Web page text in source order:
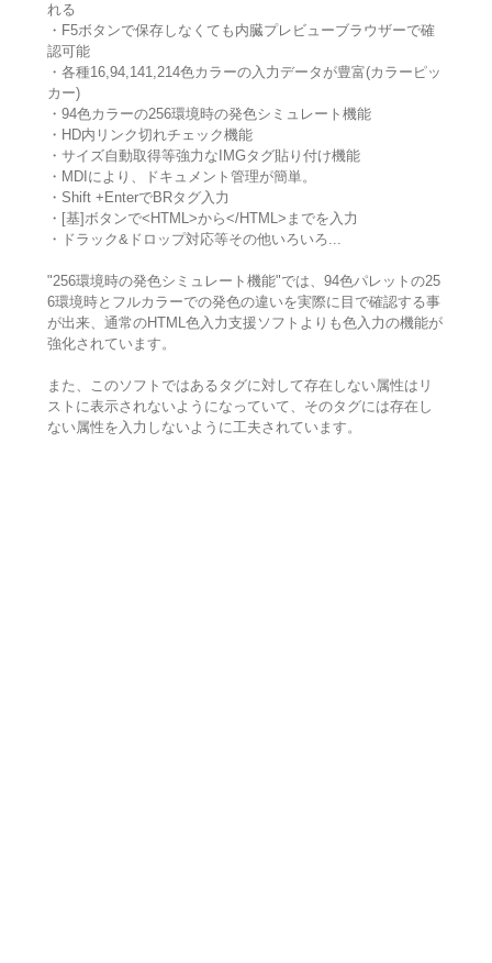
れる
・F5ボタンで保存しなくても内臓プレビューブラウザーで確
認可能
・各種16,94,141,214色カラーの入力データが豊富(カラーピッ
カー)
・94色カラーの256環境時の発色シミュレート機能
・HD内リンク切れチェック機能
・サイズ自動取得等強力なIMGタグ貼り付け機能
・MDIにより、ドキュメント管理が簡単。
・Shift +EnterでBRタグ入力
・[基]ボタンで<HTML>から</HTML>までを入力
・ドラック&ドロップ対応等その他いろいろ...
"256環境時の発色シミュレート機能"では、94色パレットの25
6環境時とフルカラーでの発色の違いを実際に目で確認する事
が出来、通常のHTML色入力支援ソフトよりも色入力の機能が
強化されています。
また、このソフトではあるタグに対して存在しない属性はリ
ストに表示されないようになっていて、そのタグには存在し
ない属性を入力しないように工夫されています。